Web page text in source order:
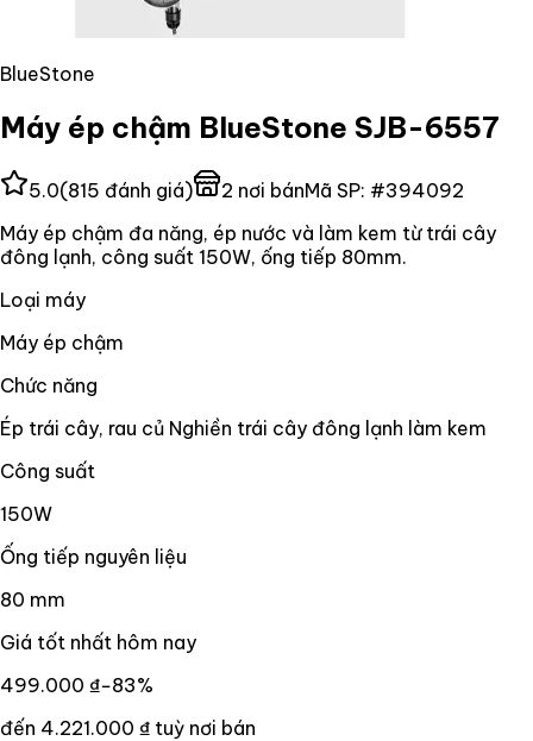
BlueStone
Máy ép chậm BlueStone SJB-6557
5.0(815 đánh giá) 2 nơi bánMã SP: #394092
Máy ép chậm đa năng, ép nước và làm kem từ trái cây
đông lạnh, công suất 150W, ống tiếp 80mm.
Loại máy
Máy ép chậm
Chức năng
Ép trái cây, rau củ Nghiền trái cây đông lạnh làm kem
Công suất
150W
Ống tiếp nguyên liệu
80 mm
Giá tốt nhất hôm nay
499.000 ₫−83%
đến 4.221.000 ₫ tuỳ nơi bán